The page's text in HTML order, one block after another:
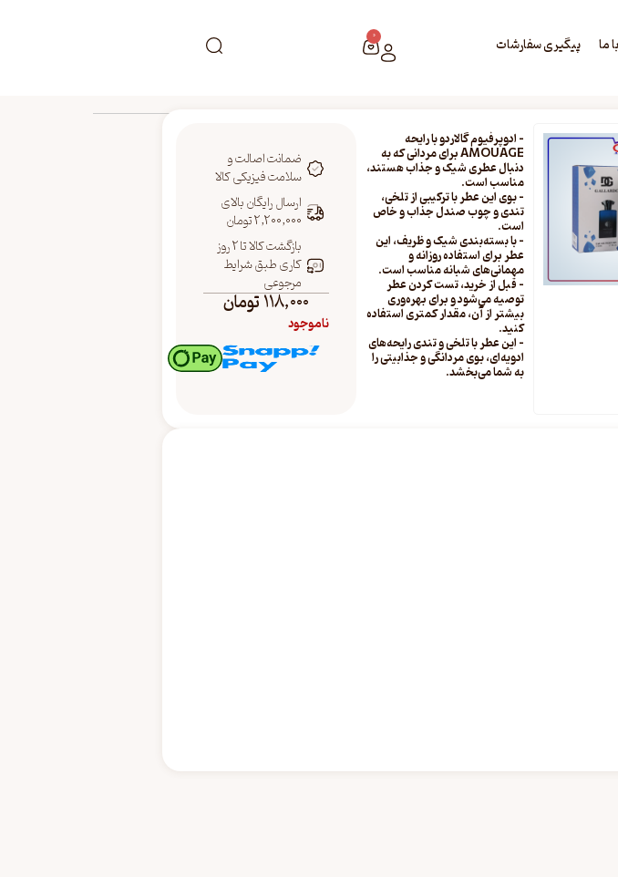
ما پیگیری سفارشات 0
– ادوپرفیوم گالاردو با رایحه
AMOUAGE برای مردانی که به
دنبال عطری شیک و جذاب هستند،
مناسب است.
– بوی این عطر با ترکیبی از تلخی،
تندی و چوب صندل جذاب و خاص
است.
– با بسته‌بندی شیک و ظریف، این
عطر برای استفاده روزانه و
مهمانی‌های شبانه مناسب است.
– قبل از خرید، تست کردن عطر
توصیه می‌شود و برای بهره‌وری
بیشتر از آن، مقدار کمتری استفاده
کنید.
– این عطر با تلخی و تندی رایحه‌های
ادویه‌ای، بوی مردانگی و جذابیتی را
به شما می‌بخشد.
ضمانت اصالت و
سلامت فیزیکی کالا
ارسال رایگان بالای
2,200,000 تومان
بازگشت کالا تا 2 روز
کاری طبق شرایط
مرجوعی
118,000تومان
ناموجود